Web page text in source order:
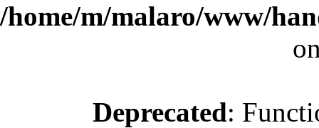
/home/m/malaro/www/
Deprecated: